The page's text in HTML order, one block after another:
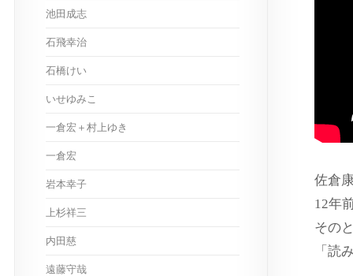
佐倉
12年
その
「読
池田成志
石飛幸治
石橋けい
いせゆみこ
一倉宏＋村上ゆき
一倉宏
岩本幸子
上杉祥三
内田慈
遠藤守哉